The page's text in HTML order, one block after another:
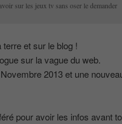
sur les jeux tv sans oser le demander
et sur le blog !
sur la vague du web.
2013 et une
pour avoir les infos avant